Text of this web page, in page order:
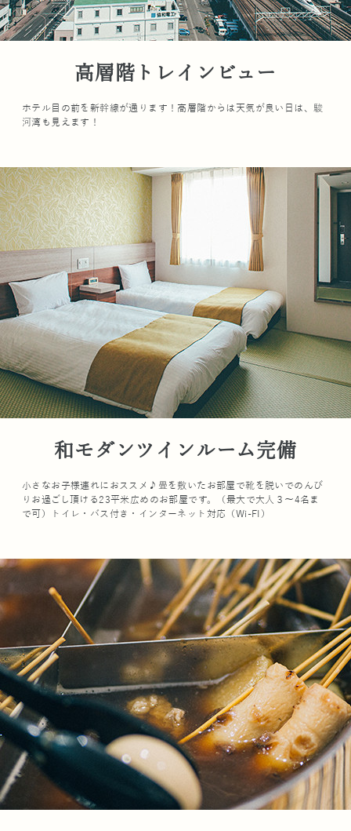
高層階トレインビュー
ホテル目の前を新幹線が通ります！高層階からは天気が良い日は、駿
河湾も見えます！
和モダンツインルーム完備
小さなお子様連れにおススメ♪畳を敷いたお部屋で靴を脱いでのんび
りお過ごし頂ける23平米広めのお部屋です。（最大で大人３～4名ま
で可）トイレ・バス付き・インターネット対応（Wi-FI）